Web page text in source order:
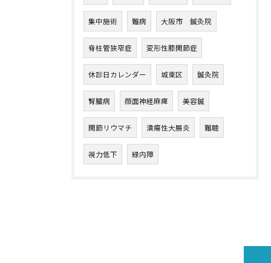
集中施術 難病 大阪市 鍼灸院
脊柱管狭窄症 変形性膝関節症
休診日カレンダー 城東区 鍼灸院
腎臓病 顔面神経麻痺 美容鍼
関節リウマチ 潰瘍性大腸炎 難聴
視力低下 緑内障